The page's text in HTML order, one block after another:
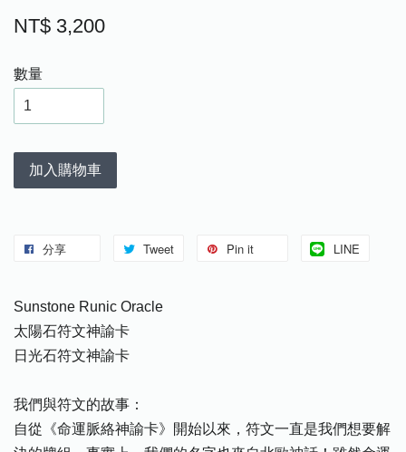
NT$ 3,200
數量
加入購物車
分享 Tweet Pin it LINE
Sunstone Runic Oracle
太陽石符文神諭卡
日光石符文神諭卡
我們與符文的故事：
自從《命運脈絡神諭卡》開始以來，符文一直是我們想要解